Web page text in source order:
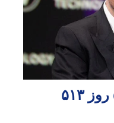
ثروت ماسک طی ۵۳ روز ۵۱۳